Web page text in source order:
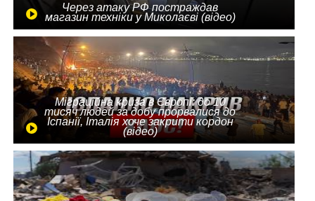
Через атаку РФ постраждав
магазин техніки у Миколаєві (відео)
Міграційна криза в Європі: до 10
тисяч людей за добу прорвалися до
Іспанії, Італія хоче закрити кордон
(відео)